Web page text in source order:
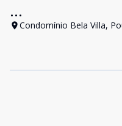
...
Condomínio Bela Villa,